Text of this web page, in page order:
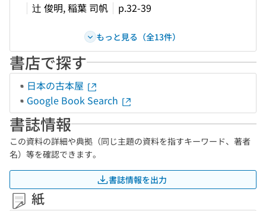
辻 俊明, 稲葉 司帆
p.32-39
もっと見る（全13件）
書店で探す
日本の古本屋
Google Book Search
書誌情報
この資料の詳細や典拠（同じ主題の資料を指すキーワード、著者
名）等を確認できます。
書誌情報を出力
紙